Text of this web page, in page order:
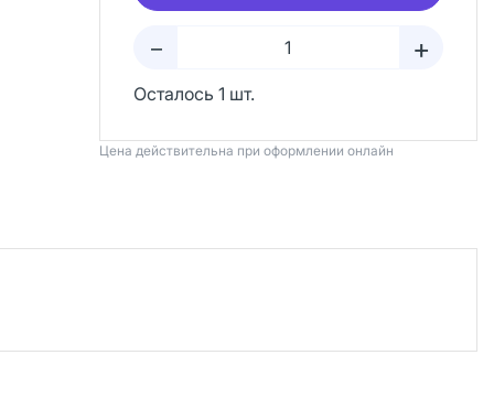
– +
Осталось 1 шт.
Цена действительна при оформлении онлайн